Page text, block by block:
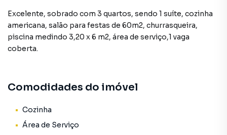
Excelente, sobrado com 3 quartos, sendo 1 suíte, cozinha
americana, salão para festas de 60m2, churrasqueira,
piscina medindo 3,20 x 6 m2, área de serviço,1 vaga
coberta.
Comodidades do imóvel
Cozinha
Área de Serviço